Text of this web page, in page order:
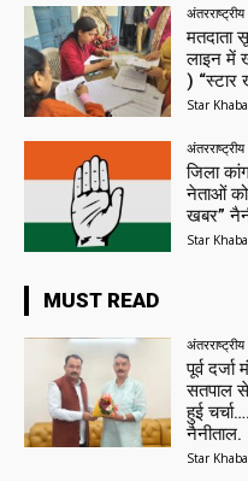
अंतरराष्ट्रीय
मतदाता
लाइन में
) “स्टार
Star
अंतरराष्ट्रीय
जिला
नेताओं को
खबर”
Star
MUST READ
अंतरराष्ट्रीय
पूर्व
सतपाल
हुई
नैनीताल.
Star